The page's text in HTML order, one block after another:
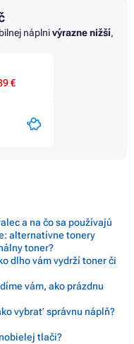
náplnivýrazne nižší,
€
a na čo sa používajú
alternatívne tonery
toner?
dlho vám vydrží toner či
vám, ako prázdnu
vybrať správnu náplň?
tlači?